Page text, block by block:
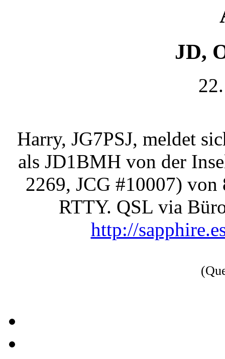
JD,
Harry, JG7PSJ, meldet
als JD1BMH von der
2269, JCG #10007)
RTTY. QSL via
http://